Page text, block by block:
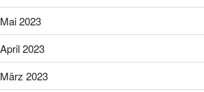
Mai 2023
April 2023
März 2023